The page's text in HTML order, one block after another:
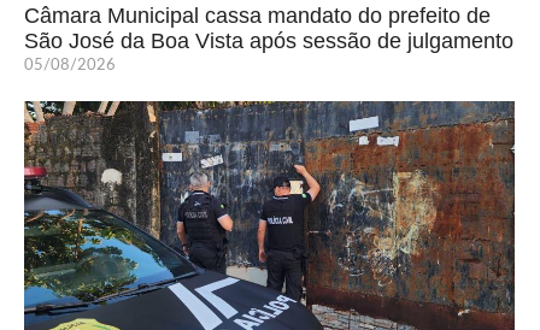
Câmara Municipal cassa mandato do prefeito de
São José da Boa Vista após sessão de julgamento
05/08/2026